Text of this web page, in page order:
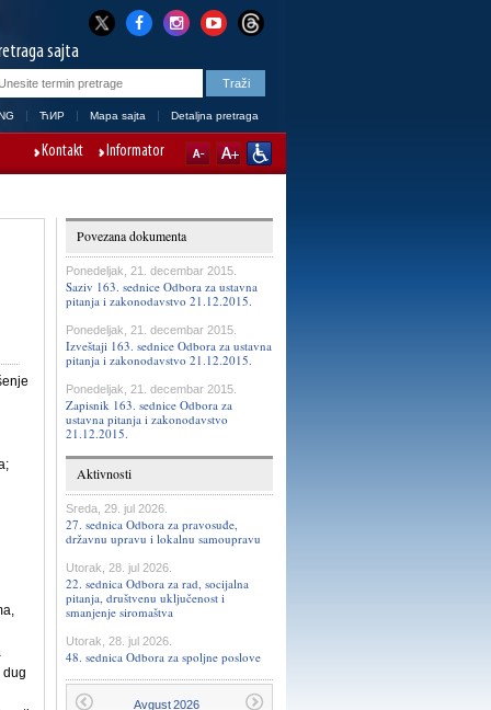
sajta
ЋИР Mapa sajta Detaljna pretraga
Kontakt Informator
dug
Povezana dokumenta
Ponedeljak, 21. decembar 2015.
Saziv 163. sednice Odbora za ustavna
pitanja i zakonodavstvo 21.12.2015.
Ponedeljak, 21. decembar 2015.
Izveštaji 163. sednice Odbora za ustavna
pitanja i zakonodavstvo 21.12.2015.
Ponedeljak, 21. decembar 2015.
Zapisnik 163. sednice Odbora za
ustavna pitanja i zakonodavstvo
21.12.2015.
Aktivnosti
Sreda, 29. jul 2026.
27. sednica Odbora za pravosuđe,
državnu upravu i lokalnu samoupravu
Utorak, 28. jul 2026.
22. sednica Odbora za rad, socijalna
pitanja, društvenu uključenost i
smanjenje siromaštva
Utorak, 28. jul 2026.
48. sednica Odbora za spoljne poslove